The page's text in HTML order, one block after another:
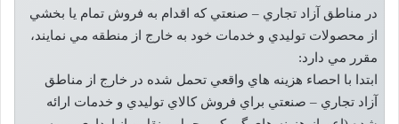
در مناطق آزاد تجاري – صنعتي که اقدام به فروش تمام يا بخشي
از محصولات توليدي و خدمات خود به خارج از منطقه مي نمايند،
مقرر مي دارد:
ابتدا با احصاء هزينه هاي واقعي تحمل شده در خارج از مناطق
آزاد تجاري – صنعتي براي فروش کالاي توليدي و خدمات ارائه